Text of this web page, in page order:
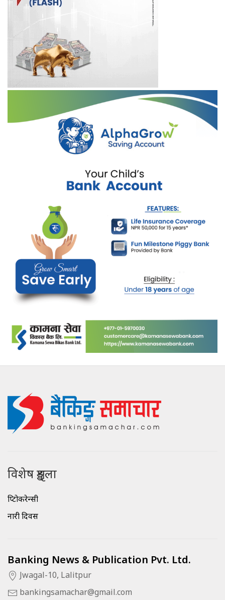
विशेष शृङ्खला
क्रिप्टोकरेन्सी
नारी दिवस
Banking News & Publication Pvt. Ltd.
Jwagal-10, Lalitpur
bankingsamachar@gmail.com